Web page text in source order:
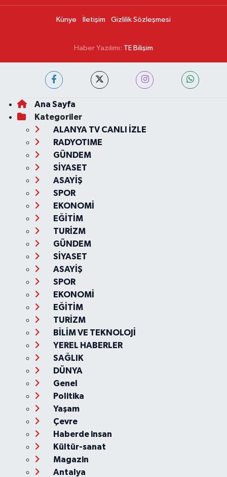
Künye İletişim Gizlilik Sözleşmesi
Haber Yazılımı: TE Bilişim
Ana Sayfa
Kategoriler
ALANYA TV CANLI İZLE
RADYOTIME
GÜNDEM
SİYASET
ASAYİŞ
SPOR
EKONOMİ
EĞİTİM
TURİZM
GÜNDEM
SİYASET
ASAYİŞ
SPOR
EKONOMİ
EĞİTİM
TURİZM
BİLİM VE TEKNOLOJİ
YEREL HABERLER
SAĞLIK
DÜNYA
Genel
Politika
Yaşam
Çevre
Haberde insan
Kültür-sanat
Magazin
Antalya